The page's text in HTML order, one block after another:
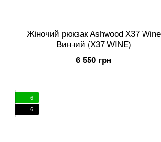
Жіночий рюкзак Ashwood X37 Wine
Винний (X37 WINE)
6 550 грн
6
6